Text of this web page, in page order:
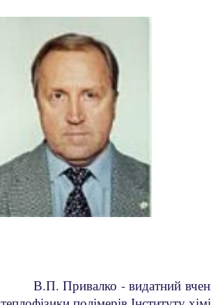
В.П. Привалко - видатний